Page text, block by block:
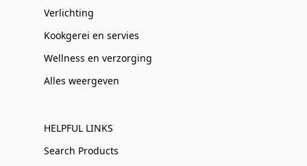
Verlichting
Kookgerei en servies
Wellness en verzorging
Alles weergeven
HELPFUL LINKS
Search Products